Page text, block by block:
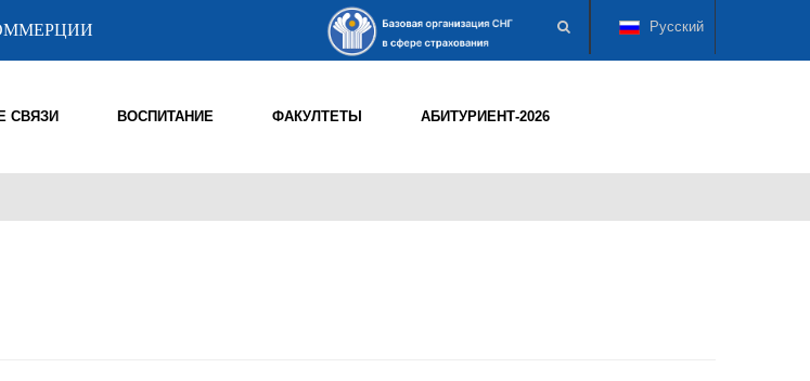
Русский
СВЯЗИ ВОСПИТАНИЕ ФАКУЛТЕТЫ АБИТУРИЕНТ-2026